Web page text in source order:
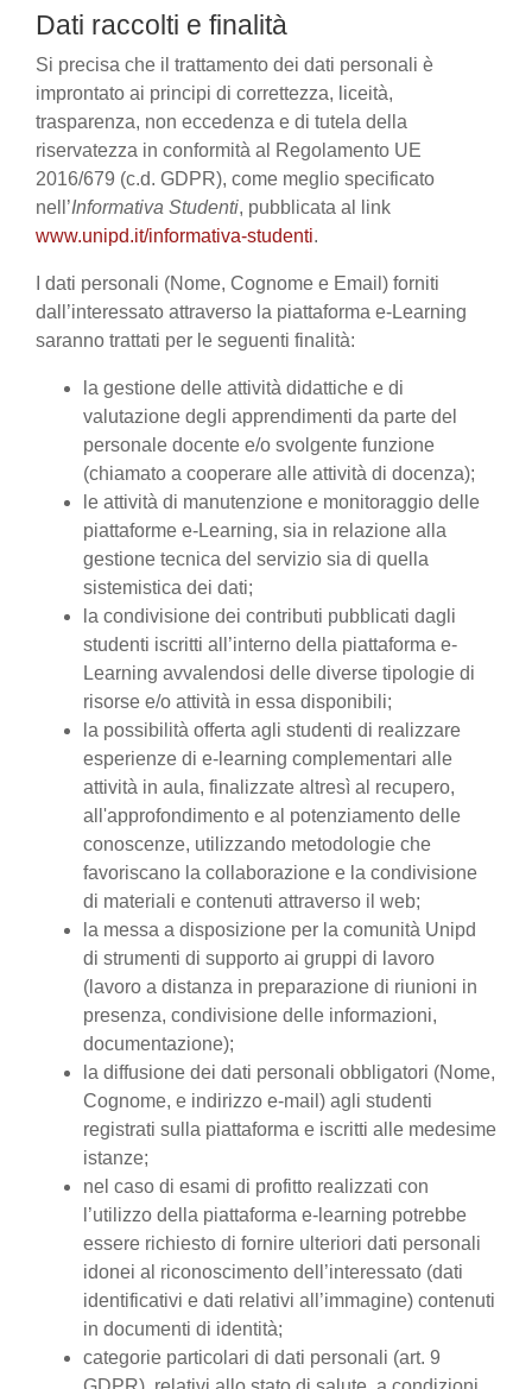
Dati raccolti e finalità
Si precisa che il trattamento dei dati personali è
improntato ai principi di correttezza, liceità,
trasparenza, non eccedenza e di tutela della
riservatezza in conformità al Regolamento UE
2016/679 (c.d. GDPR), come meglio specificato
nell’Informativa Studenti, pubblicata al link
www.unipd.it/informativa-studenti.
I dati personali (Nome, Cognome e Email) forniti
dall’interessato attraverso la piattaforma e-Learning
saranno trattati per le seguenti finalità:
la gestione delle attività didattiche e di
valutazione degli apprendimenti da parte del
personale docente e/o svolgente funzione
(chiamato a cooperare alle attività di docenza);
le attività di manutenzione e monitoraggio delle
piattaforme e-Learning, sia in relazione alla
gestione tecnica del servizio sia di quella
sistemistica dei dati;
la condivisione dei contributi pubblicati dagli
studenti iscritti all’interno della piattaforma e-
Learning avvalendosi delle diverse tipologie di
risorse e/o attività in essa disponibili;
la possibilità offerta agli studenti di realizzare
esperienze di e-learning complementari alle
attività in aula, finalizzate altresì al recupero,
all'approfondimento e al potenziamento delle
conoscenze, utilizzando metodologie che
favoriscano la collaborazione e la condivisione
di materiali e contenuti attraverso il web;
la messa a disposizione per la comunità Unipd
di strumenti di supporto ai gruppi di lavoro
(lavoro a distanza in preparazione di riunioni in
presenza, condivisione delle informazioni,
documentazione);
la diffusione dei dati personali obbligatori (Nome,
Cognome, e indirizzo e-mail) agli studenti
registrati sulla piattaforma e iscritti alle medesime
istanze;
nel caso di esami di profitto realizzati con
l’utilizzo della piattaforma e-learning potrebbe
essere richiesto di fornire ulteriori dati personali
idonei al riconoscimento dell’interessato (dati
identificativi e dati relativi all’immagine) contenuti
in documenti di identità;
categorie particolari di dati personali (art. 9